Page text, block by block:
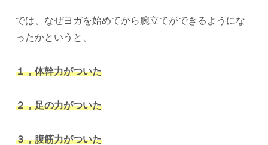
では、なぜヨガを始めてから腕立てができるようにな
ったかというと、
１，体幹力がついた
２，足の力がついた
３，腹筋力がついた